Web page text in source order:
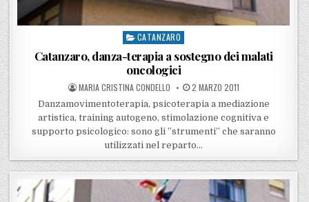
Posted in
CATANZARO
Catanzaro, danza-terapia a sostegno dei malati
oncologici
POSTED BY
MARIA CRISTINA CONDELLO POSTED ON
2 MARZO 2011
Danzamovimentoterapia, psicoterapia a mediazione
artistica, training autogeno, stimolazione cognitiva e
supporto psicologico: sono gli ”strumenti” che saranno
utilizzati nel reparto…